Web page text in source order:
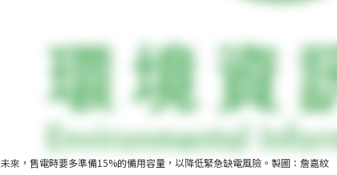
未來，售電時要多準備15%的備用容量，以降低緊急缺電風險。製圖：詹嘉紋